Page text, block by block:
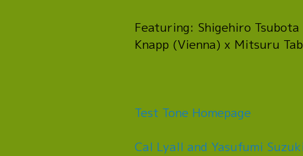
Featuring: Shigehiro
Knapp (Vienna) x Mitsuru
Test Tone Homepage
Cal Lyall and Yasufumi